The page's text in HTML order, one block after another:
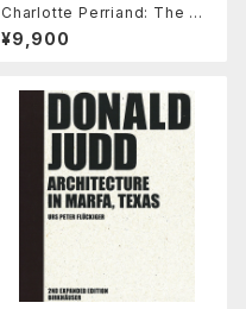
Charlotte Perriand: The Art
of Dwelling
¥9,900